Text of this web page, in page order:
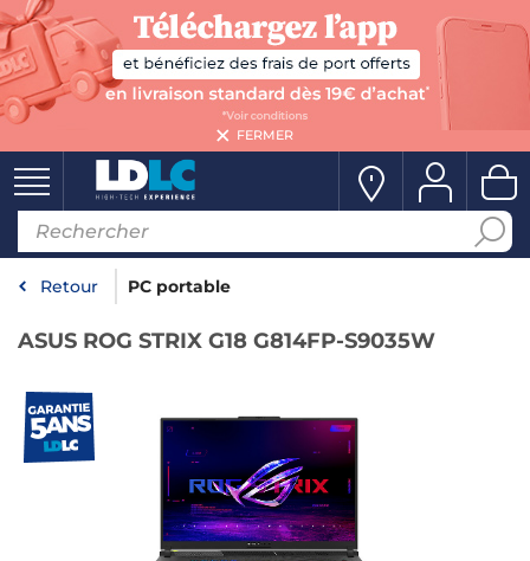
FERMER
Retour PC portable
ASUS ROG STRIX G18 G814FP-S9035W